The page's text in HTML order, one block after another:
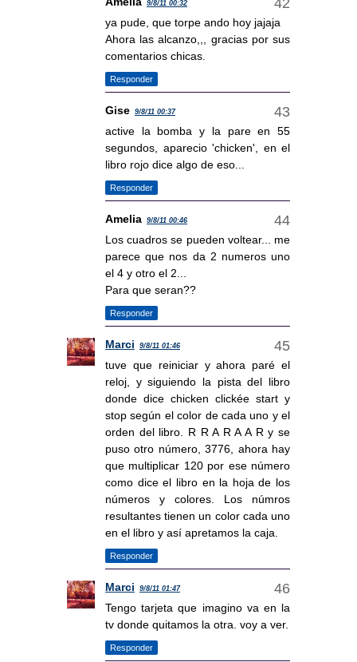
9/8/11 00:32
ya pude, que torpe ando hoy jajaja
Ahora las alcanzo,,, gracias por sus
comentarios chicas.
Responder
Gise 9/8/11 00:37
active la bomba y la pare en 55
segundos, aparecio 'chicken', en el
libro rojo dice algo de eso...
Responder
Amelia 9/8/11 00:46
Los cuadros se pueden voltear... me
parece que nos da 2 numeros uno
el 4 y otro el 2...
Para que seran??
Responder
Marci 9/8/11 01:46
tuve que reiniciar y ahora paré el
reloj, y siguiendo la pista del libro
donde dice chicken clickée start y
stop según el color de cada uno y el
orden del libro. R R A R A A R y se
puso otro número, 3776, ahora hay
que multiplicar 120 por ese número
como dice el libro en la hoja de los
números y colores. Los númros
resultantes tienen un color cada uno
en el libro y así apretamos la caja.
Responder
Marci 9/8/11 01:47
Tengo tarjeta que imagino va en la
tv donde quitamos la otra. voy a ver.
Responder